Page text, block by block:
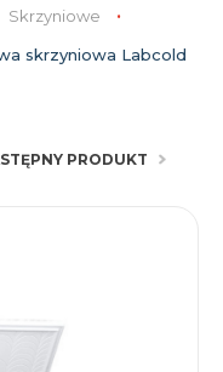
Skrzyniowe
skrzyniowa Labcold
PRODUKT